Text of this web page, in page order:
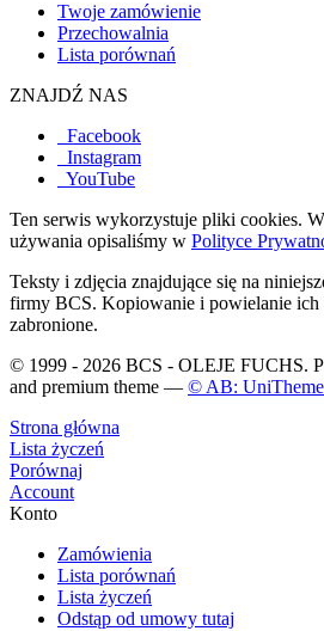
Twoje zamówienie
Przechowalnia
Lista porównań
ZNAJDŹ NAS
Facebook
Instagram
YouTube
Ten serwis wykorzystuje pliki cookies.
używania opisaliśmy w Polityce
Teksty i zdjęcia znajdujące się na
firmy BCS. Kopiowanie i powielanie ich
zabronione.
© 1999 - 2026 BCS - OLEJE FUCHS.
and premium theme — © AB:
Strona główna
Lista życzeń
Porównaj
Account
Konto
Zamówienia
Lista porównań
Lista życzeń
Odstąp od umowy tutaj